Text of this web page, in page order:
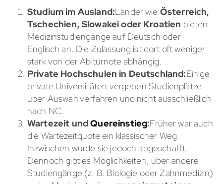
Studium im Ausland:Länder wie Österreich,
Tschechien, Slowakei oder Kroatien bieten
Medizinstudiengänge auf Deutsch oder
Englisch an. Die Zulassung ist dort oft weniger
stark von der Abiturnote abhängig.
Private Hochschulen in Deutschland:Einige
private Universitäten vergeben Studienplätze
über Auswahlverfahren und nicht ausschließlich
nach NC.
Wartezeit undQuereinstieg:Früher war auch
die Wartezeitquote ein klassischer Weg.
Inzwischen wurde sie jedoch abgeschafft.
Dennoch gibt es Möglichkeiten, über andere
Studiengänge (z. B. Biologie oder Zahnmedizin)